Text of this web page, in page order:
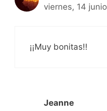
viernes, 14
¡¡Muy bonitas!!
Jeanne